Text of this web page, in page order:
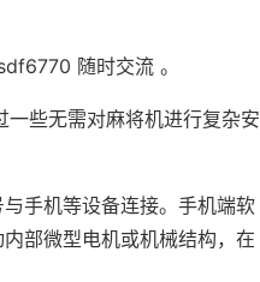
随时交流 。
些无需对麻将机进行复杂安
手机等设备连接。手机端软
部微型电机或机械结构，在